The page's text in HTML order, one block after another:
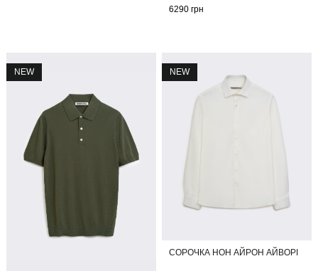
6290 грн
NEW
СОРОЧКА НОН АЙРОН АЙВОРІ
NEW